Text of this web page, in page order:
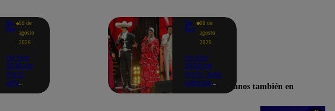
Yo
Soy
08 de
agosto
2026
Yo Soy
2026 EN
VIVO:
Jely
Yo
Soy
08 de
agosto
2026
Yo Soy
2026 EN
VIVO: Julio
Iglesias,Encuéntranos también en